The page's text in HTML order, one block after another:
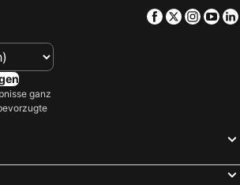
Split
Afrodita
Hotel Val
Facebook
Twitter
ganz